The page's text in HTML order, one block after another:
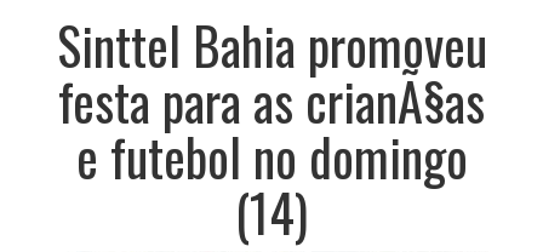
Sinttel Bahia promoveu
festa para as crianÃ§as
e futebol no domingo
(14)